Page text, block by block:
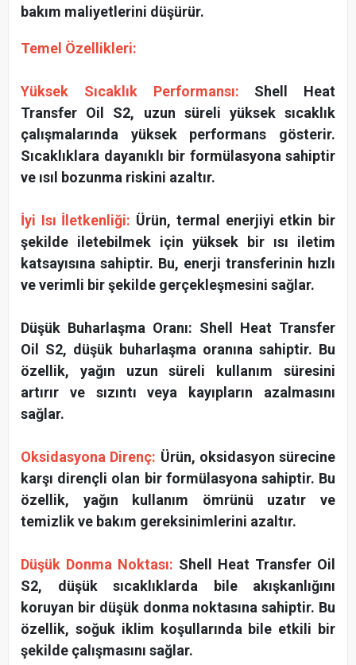
bakım maliyetlerini düşürür.
Temel Özellikleri:
Yüksek Sıcaklık Performansı: Shell Heat
Transfer Oil S2, uzun süreli yüksek sıcaklık
çalışmalarında yüksek performans gösterir.
Sıcaklıklara dayanıklı bir formülasyona sahiptir
ve ısıl bozunma riskini azaltır.
İyi Isı İletkenliği: Ürün, termal enerjiyi etkin bir
şekilde iletebilmek için yüksek bir ısı iletim
katsayısına sahiptir. Bu, enerji transferinin hızlı
ve verimli bir şekilde gerçekleşmesini sağlar.
Düşük Buharlaşma Oranı: Shell Heat Transfer
Oil S2, düşük buharlaşma oranına sahiptir. Bu
özellik, yağın uzun süreli kullanım süresini
artırır ve sızıntı veya kayıpların azalmasını
sağlar.
Oksidasyona Direnç: Ürün, oksidasyon sürecine
karşı dirençli olan bir formülasyona sahiptir. Bu
özellik, yağın kullanım ömrünü uzatır ve
temizlik ve bakım gereksinimlerini azaltır.
Düşük Donma Noktası: Shell Heat Transfer Oil
S2, düşük sıcaklıklarda bile akışkanlığını
koruyan bir düşük donma noktasına sahiptir. Bu
özellik, soğuk iklim koşullarında bile etkili bir
şekilde çalışmasını sağlar.